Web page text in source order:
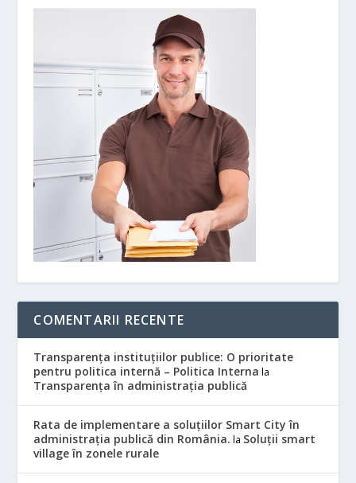
COMENTARII RECENTE
Transparența instituțiilor publice: O prioritate
pentru politica internă – Politica Interna la
Transparența în administrația publică
Rata de implementare a soluțiilor Smart City în
administrația publică din România. la Soluții smart
village în zonele rurale